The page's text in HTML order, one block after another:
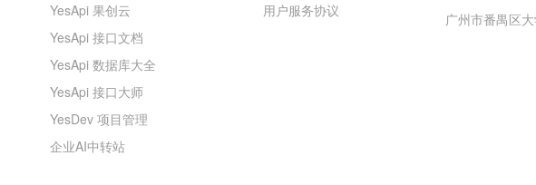
YesApi 果创云
YesApi 接口文档
YesApi 数据库大全
YesApi 接口大师
YesDev 项目管理
企业AI中转站
用户服务协议
广州市番禺区